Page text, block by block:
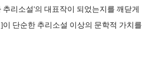
추리소설'의 대표작이 되었는지를 깨닫게
단순한 추리소설 이상의 문학적 가치를